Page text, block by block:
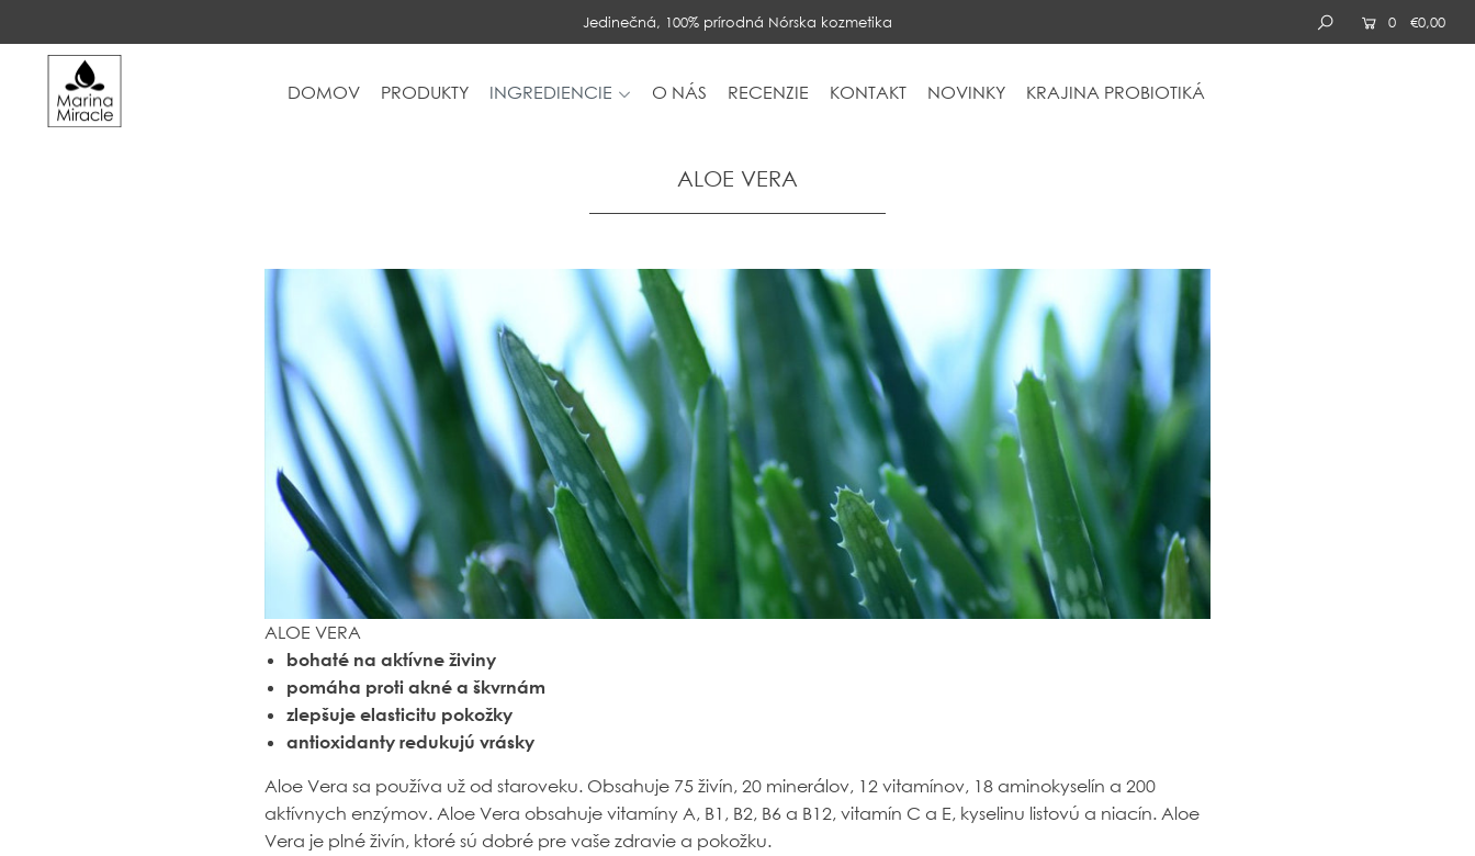
Jedinečná, 100% prírodná Nórska kozmetika 0 €0,00
DOMOV PRODUKTY INGREDIENCIE O NÁS RECENZIE KONTAKT NOVINKY KRAJINA PROBIOTIKÁ
ALOE VERA
ALOE VERA
bohaté na aktívne živiny
pomáha proti akné a škvrnám
zlepšuje elasticitu pokožky
antioxidanty redukujú vrásky
Aloe Vera sa používa už od staroveku. Obsahuje 75 živín, 20 minerálov, 12 vitamínov, 18 aminokyselín a 200
aktívnych enzýmov. Aloe Vera obsahuje vitamíny A, B1, B2, B6 a B12, vitamín C a E, kyselinu listovú a niacín. Aloe
Vera je plné živín, ktoré sú dobré pre vaše zdravie a pokožku.
DOMOV